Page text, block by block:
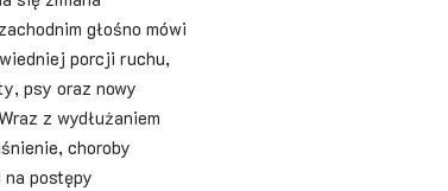
głośno mówi
porcji ruchu,
psy oraz nowy
z wydłużaniem
choroby
postępy